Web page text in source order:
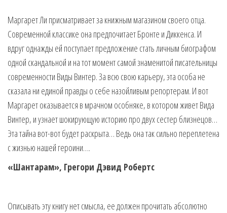
Маргарет Ли присматривает за книжным магазином своего отца.
Современной классике она предпочитает Бронте и Диккенса. И
вдруг однажды ей поступает предложение стать личным биографом
одной скандальной и на тот момент самой знаменитой писательницы
современности Виды Винтер. За всю свою карьеру, эта особа не
сказала ни единой правды о себе назойливым репортерам. И вот
Маргарет оказывается в мрачном особняке, в котором живет Вида
Винтер, и узнает шокирующую историю про двух сестер близнецов…
Эта тайна вот-вот будет раскрыта… Ведь она так сильно переплетена
с жизнью нашей героини….
«Шантарам», Грегори Дэвид Робертс
Описывать эту книгу нет смысла, ее должен прочитать абсолютно